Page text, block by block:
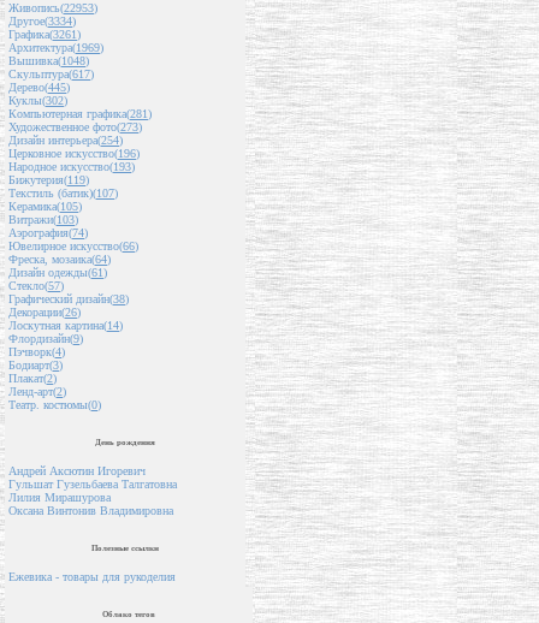
Живопись(22953)
Другое(3334)
Графика(3261)
Архитектура(1969)
Вышивка(1048)
Скульптура(617)
Дерево(445)
Куклы(302)
Компьютерная графика(281)
Художественное фото(273)
Дизайн интерьера(254)
Церковное искусство(196)
Народное искусство(193)
Бижутерия(119)
Текстиль (батик)(107)
Керамика(105)
Витражи(103)
Аэрография(74)
Ювелирное искусство(66)
Фреска, мозаика(64)
Дизайн одежды(61)
Стекло(57)
Графический дизайн(38)
Декорации(26)
Лоскутная картина(14)
Флордизайн(9)
Пэчворк(4)
Бодиарт(3)
Плакат(2)
Ленд-арт(2)
Театр. костюмы(0)
День рождения
Андрей Аксютин Игоревич
Гульшат Гузельбаева Талгатовна
Лилия Мирашурова
Оксана Винтонив Владимировна
Полезные ссылки
Ежевика - товары для рукоделия
Облако тегов